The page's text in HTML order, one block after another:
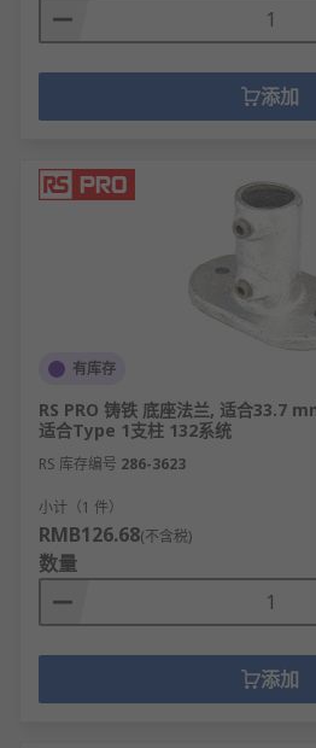
添加
有库存
RS PRO 铸铁 底座法兰, 适合33.7
适合Type 1支柱 132系统
RS 库存编号 286-3623
小计（1 件）
RMB126.68(不含税)
数量
添加